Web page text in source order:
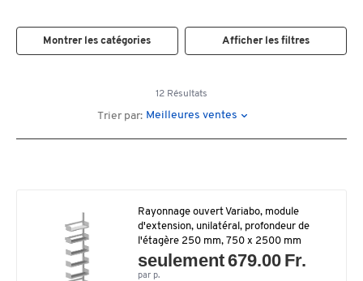
Montrer les catégories Afficher les filtres
12 Résultats
Trier par: Meilleures ventes
Rayonnage ouvert Variabo, module
d'extension, unilatéral, profondeur de
l'étagère 250 mm, 750 x 2500 mm
seulement 679.00 Fr.
par p.